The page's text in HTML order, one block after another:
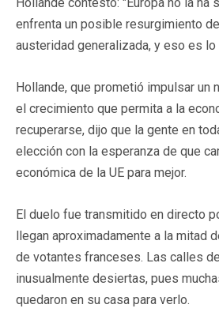
enfrenta un posible resurgimiento
austeridad generalizada, y eso es lo
Hollande, que prometió impulsar un
el crecimiento que permita a la
recuperarse, dijo que la gente en
elección con la esperanza de que
económica de la UE para mejor.
El duelo fue transmitido en directo
llegan aproximadamente a la mitad
de votantes franceses. Las calles
inusualmente desiertas, pues
quedaron en su casa para verlo.